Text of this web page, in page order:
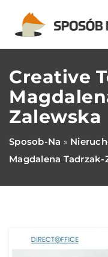
Creative
Zalewska
Sposob-Na »
Magdalena Tadrzak-